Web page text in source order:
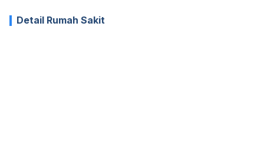
Detail Rumah Sakit